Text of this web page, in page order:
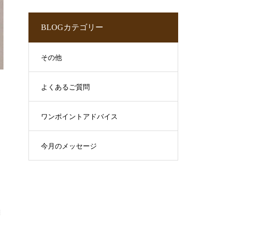
BLOGカテゴリー
その他
よくあるご質問
ワンポイントアドバイス
今月のメッセージ